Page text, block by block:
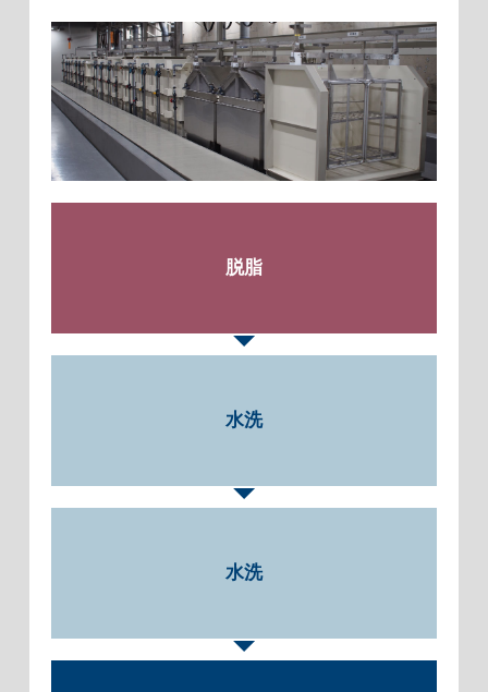
脱脂
水洗
水洗